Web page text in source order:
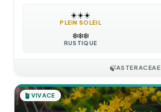
☀️☀️☀️
PLEIN SOLEIL
❄️❄️❄️
RUSTIQUE
🍃ASTERACEAE
🪴 VIVACE